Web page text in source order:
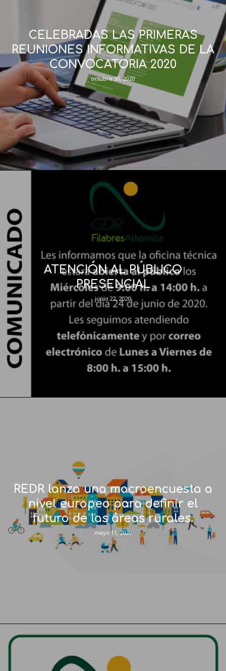
CELEBRADAS LAS PRIMERAS
REUNIONES INFORMATIVAS DE LA
CONVOCATORIA 2020
octubre 30, 2020
ATENCIÓN AL PÚBLICO
PRESENCIAL
junio 22, 2020
REDR lanza una macroencuesta a
nivel europeo para definir el
futuro de las áreas rurales.
mayo 11, 2020